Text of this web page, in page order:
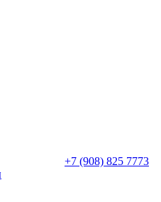
+7 (908) 825 7773